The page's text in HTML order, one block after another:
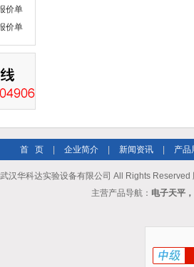
价单
价单
首 页 企业简介 新闻资讯 产品
武汉华科达实验设备有限公司 All Rights Reserved
主营产品导航： 电子天平